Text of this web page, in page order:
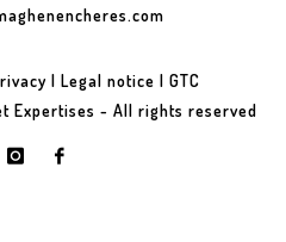
| Legal notice | GTC
Expertises - All rights reserved